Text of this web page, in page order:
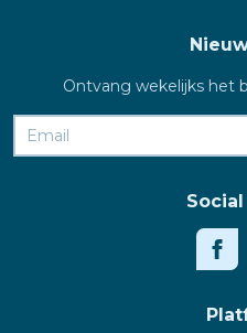
Ontvang wekelijks het